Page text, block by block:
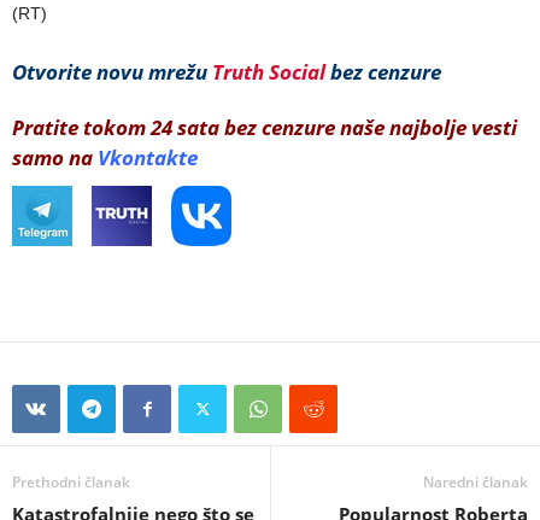
(RT)
Otvorite novu mrežu Truth Socialbez cenzure
Pratite tokom 24 sata bez cenzure naše najbolje vesti
samo na Vkontakte
Prethodni članak
Katastrofalnije nego što se
Naredni članak
Popularnost Roberta